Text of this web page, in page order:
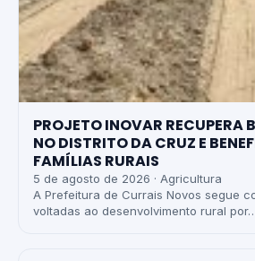
PROJETO INOVAR RECUPERA
NO DISTRITO DA CRUZ E
FAMÍLIAS RURAIS
5 de agosto de 2026 · Agricultura
A Prefeitura de Currais Novos segue
voltadas ao desenvolvimento rural